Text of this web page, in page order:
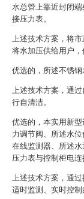
水总管上靠近封闭
接压力表。
上述技术方案，将
将水加压供给用户，
优选的，所述不锈钢
上述技术方案，通
行自清洁。
优选的，本实用新
力调节阀、所述水
在线监测器、所述
压力表与控制柜电连
上述技术方案，通
适时监测、实时控制